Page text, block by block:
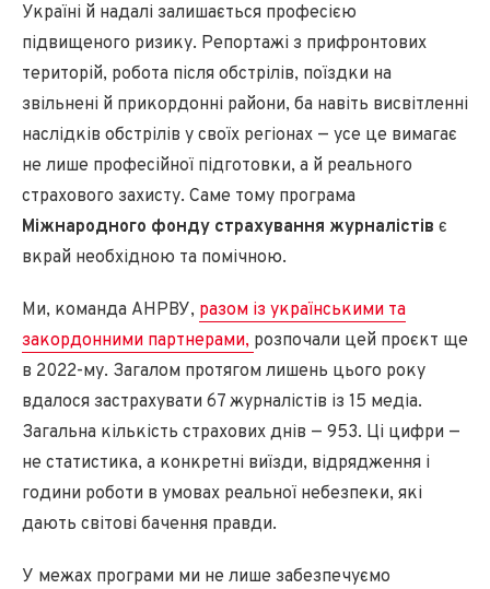
Україні й надалі залишається професією
підвищеного ризику. Репортажі з прифронтових
територій, робота після обстрілів, поїздки на
звільнені й прикордонні райони, ба навіть висвітленні
наслідків обстрілів у своїх регіонах — усе це вимагає
не лише професійної підготовки, а й реального
страхового захисту. Саме тому програма
Міжнародного фонду страхування журналістів є
вкрай необхідною та помічною.
Ми, команда АНРВУ, разом із українськими та
закордонними партнерами, розпочали цей проєкт ще
в 2022-му. Загалом протягом лишень цього року
вдалося застрахувати 67 журналістів із 15 медіа.
Загальна кількість страхових днів — 953. Ці цифри —
не статистика, а конкретні виїзди, відрядження і
години роботи в умовах реальної небезпеки, які
дають світові бачення правди.
У межах програми ми не лише забезпечуємо